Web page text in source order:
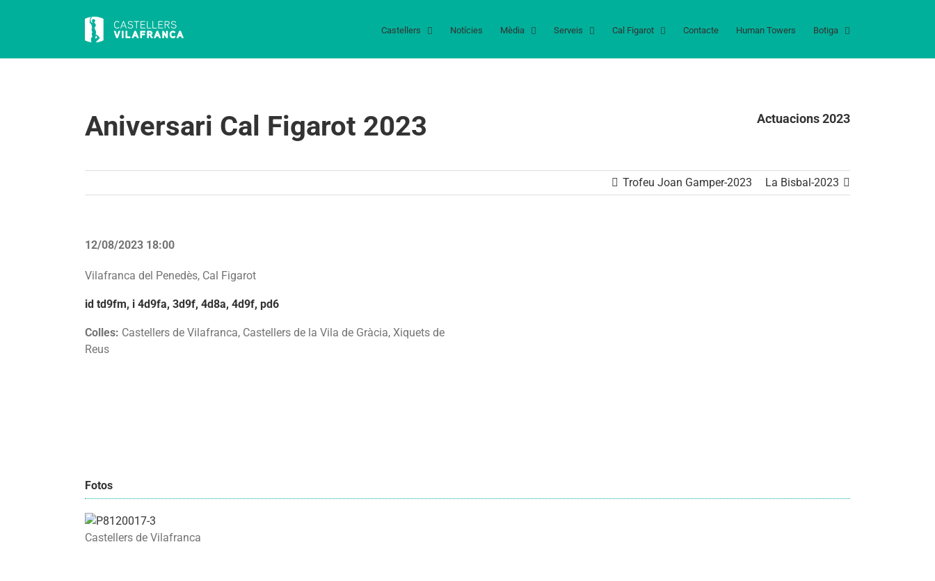
Castellers Notícies Mèdia Serveis Cal Figarot Contacte Human Towers Botiga
Aniversari Cal Figarot 2023 Actuacions 2023
Trofeu Joan Gamper-2023 La Bisbal-2023
12/08/2023 18:00
Vilafranca del Penedès, Cal Figarot
id td9fm, i 4d9fa, 3d9f, 4d8a, 4d9f, pd6
Colles: Castellers de Vilafranca, Castellers de la Vila de Gràcia, Xiquets de
Reus
Fotos
Castellers de Vilafranca